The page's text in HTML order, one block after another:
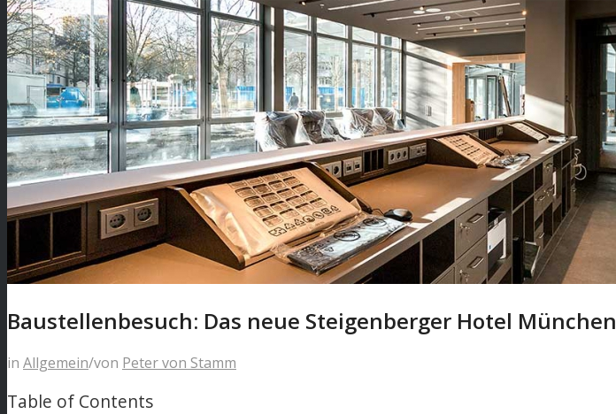
Baustellenbesuch: Das neue Steigenberger Hotel München
in Allgemein/von Peter von Stamm
Table of Contents